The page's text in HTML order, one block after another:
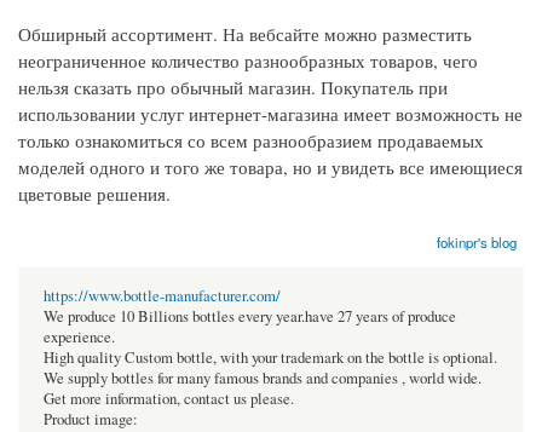
Обширный ассортимент. На вебсайте можно разместить
неограниченное количество разнообразных товаров, чего
нельзя сказать про обычный магазин. Покупатель при
использовании услуг интернет-магазина имеет возможность не
только ознакомиться со всем разнообразием продаваемых
моделей одного и того же товара, но и увидеть все имеющиеся
цветовые решения.
fokinpr's blog
https://www.bottle-manufacturer.com/
We produce 10 Billions bottles every year.have 27 years of produce
experience.
High quality Custom bottle, with your trademark on the bottle is optional.
We supply bottles for many famous brands and companies , world wide.
Get more information, contact us please.
Product image: